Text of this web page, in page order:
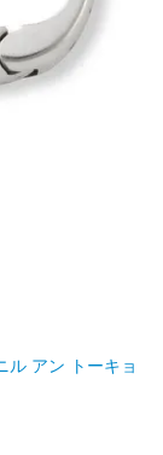
ル アン トーキョ